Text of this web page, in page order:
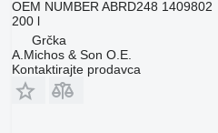
OEM NUMBER ABRD248 1409802
200 l
Grčka
A.Michos & Son O.E.
Kontaktirajte prodavca